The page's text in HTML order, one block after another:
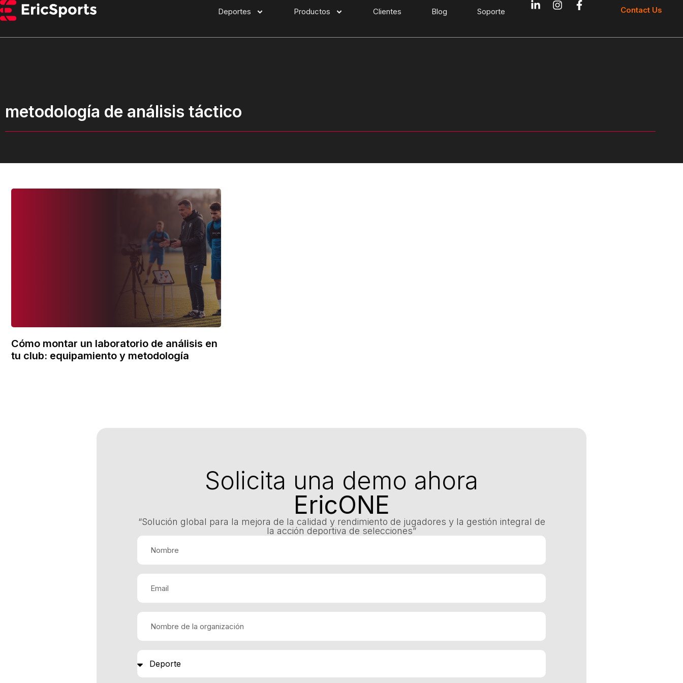
Deportes Productos Clientes Blog Soporte Contact Us
metodología de análisis táctico
Cómo montar un laboratorio de análisis en
tu club: equipamiento y metodología
Solicita una demo ahora
EricONE
“Solución global para la mejora de la calidad y rendimiento de jugadores y la gestión integral de
la acción deportiva de selecciones”